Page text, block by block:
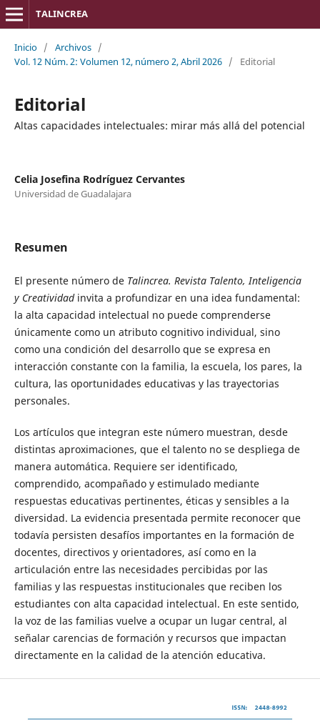
TALINCREA
Inicio / Archivos /
Vol. 12 Núm. 2: Volumen 12, número 2, Abril 2026 / Editorial
Editorial
Altas capacidades intelectuales: mirar más allá del potencial
Celia Josefina Rodríguez Cervantes
Universidad de Guadalajara
Resumen
El presente número de Talincrea. Revista Talento, Inteligencia
y Creatividadinvita a profundizar en una idea fundamental:
la alta capacidad intelectual no puede comprenderse
únicamente como un atributo cognitivo individual, sino
como una condición del desarrollo que se expresa en
interacción constante con la familia, la escuela, los pares, la
cultura, las oportunidades educativas y las trayectorias
personales.
Los artículos que integran este número muestran, desde
distintas aproximaciones, que el talento no se despliega de
manera automática. Requiere ser identificado,
comprendido, acompañado y estimulado mediante
respuestas educativas pertinentes, éticas y sensibles a la
diversidad. La evidencia presentada permite reconocer que
todavía persisten desafíos importantes en la formación de
docentes, directivos y orientadores, así como en la
articulación entre las necesidades percibidas por las
familias y las respuestas institucionales que reciben los
estudiantes con alta capacidad intelectual. En este sentido,
la voz de las familias vuelve a ocupar un lugar central, al
señalar carencias de formación y recursos que impactan
directamente en la calidad de la atención educativa.